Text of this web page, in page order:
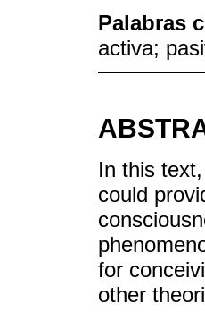
Palabras
activa;
In this
could
for
other